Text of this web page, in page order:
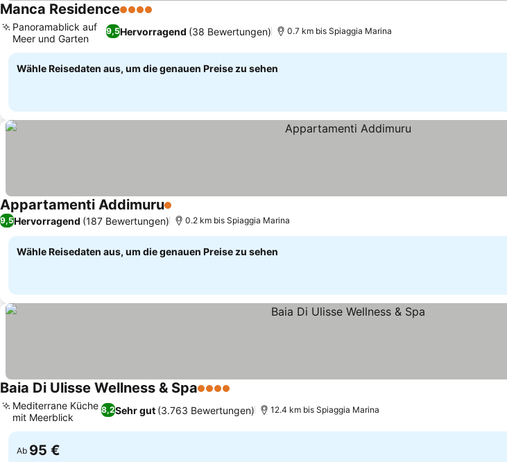
Manca Residence4 Sterne
9,5Hervorragend (38 Bewertungen)
Panoramablick auf
Meer und Garten
0.7 km bis Spiaggia Marina
Wähle Reisedaten aus, um die genauen Preise zu sehen
Appartamenti Addimuru1 Sterne
9,5Hervorragend (187 Bewertungen) 0.2 km bis Spiaggia Marina
Wähle Reisedaten aus, um die genauen Preise zu sehen
Baia Di Ulisse Wellness & Spa4 Sterne
8,2Sehr gut (3.763 Bewertungen)
Mediterrane Küche
mit Meerblick
12.4 km bis Spiaggia Marina
Ab 95 €